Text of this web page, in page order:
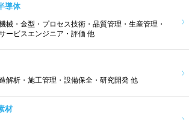
導体
械・金型・プロセス技術・品質管理・生産管理・
ービスエンジニア・評価 他
解析・施工管理・設備保全・研究開発 他
材